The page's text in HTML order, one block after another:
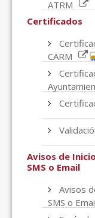
ATRM
Certificados
CARM
Avisos de
SMS o Email
Avisos
SMS o